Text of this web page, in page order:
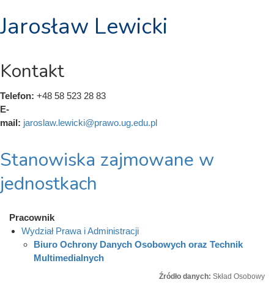
Jarosław Lewicki
Kontakt
Telefon: +48 58 523 28 83
E-
mail: jaroslaw.lewicki@prawo.ug.edu.pl
Stanowiska zajmowane w
jednostkach
Pracownik
Wydział Prawa i Administracji
Biuro Ochrony Danych Osobowych oraz Technik
Multimedialnych
Źródło danych: Skład Osobowy